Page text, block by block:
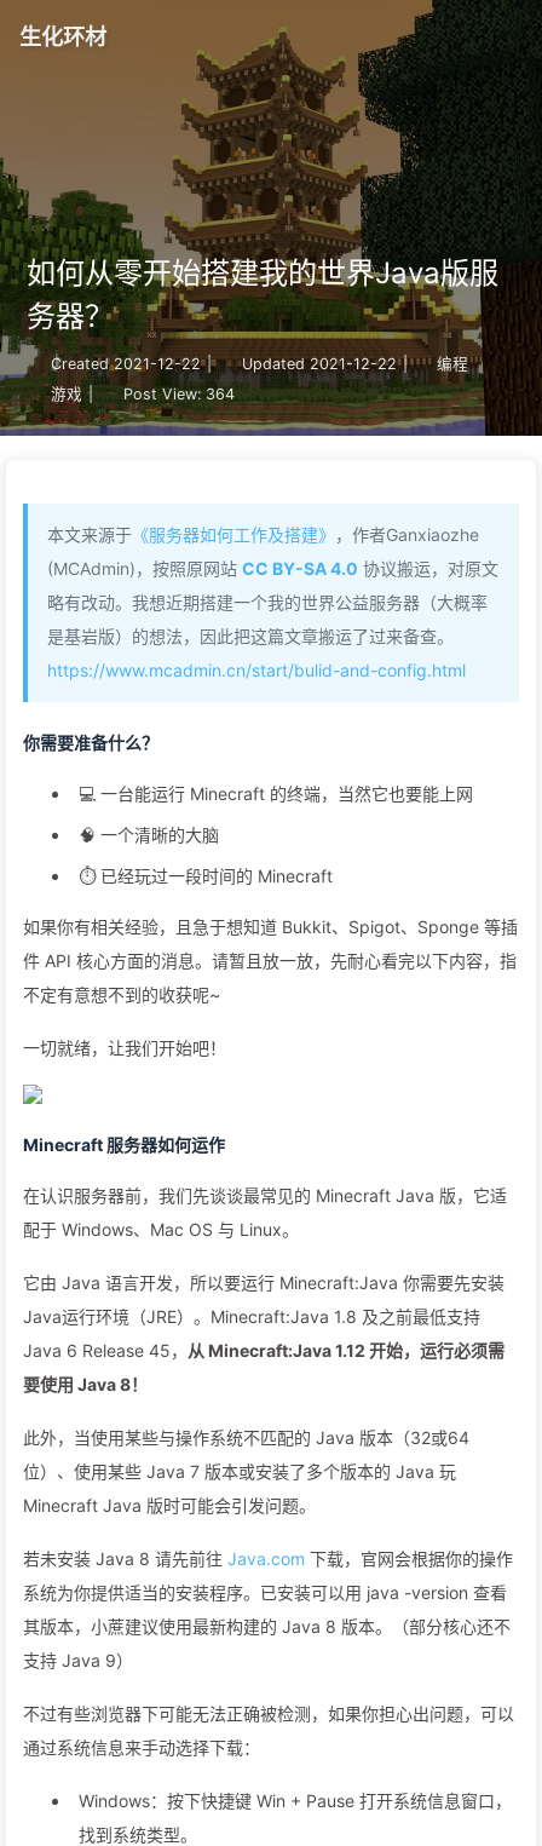
生化环材
如何从零开始搭建我的世界Java版服
务器？
Created 2021-12-22 | Updated 2021-12-22 |
编程
游戏 | Post View: 364
本文来源于 《服务器如何工作及搭建》 ，作者Ganxiaozhe
(MCAdmin)，按照原网站 CC BY-SA 4.0 协议搬运，对原文
略有改动。我想近期搭建一个我的世界公益服务器（大概率
是基岩版）的想法，因此把这篇文章搬运了过来备查。
https://www.mcadmin.cn/start/bulid-and-config.html
你需要准备什么？
💻 一台能运行 Minecraft 的终端，当然它也要能上网
🧠 一个清晰的大脑
⏱ 已经玩过一段时间的 Minecraft
如果你有相关经验，且急于想知道 Bukkit、Spigot、Sponge 等插
件 API 核心方面的消息。请暂且放一放，先耐心看完以下内容，指
不定有意想不到的收获呢~
一切就绪，让我们开始吧！
Minecraft 服务器如何运作
在认识服务器前，我们先谈谈最常见的 Minecraft Java 版，它适
配于 Windows、Mac OS 与 Linux。
它由 Java 语言开发，所以要运行 Minecraft:Java 你需要先安装
Java运行环境（JRE）。Minecraft:Java 1.8 及之前最低支持
Java 6 Release 45， 从 Minecraft:Java 1.12 开始，运行必须需
要使用 Java 8！
此外，当使用某些与操作系统不匹配的 Java 版本（32或64
位）、使用某些 Java 7 版本或安装了多个版本的 Java 玩
Minecraft Java 版时可能会引发问题。
若未安装 Java 8 请先前往 Java.com 下载，官网会根据你的操作
系统为你提供适当的安装程序。已安装可以用 java -version 查看
其版本，小蔗建议使用最新构建的 Java 8 版本。（部分核心还不
支持 Java 9）
不过有些浏览器下可能无法正确被检测，如果你担心出问题，可以
通过系统信息来手动选择下载：
Windows：按下快捷键 Win + Pause 打开系统信息窗口，
找到系统类型。